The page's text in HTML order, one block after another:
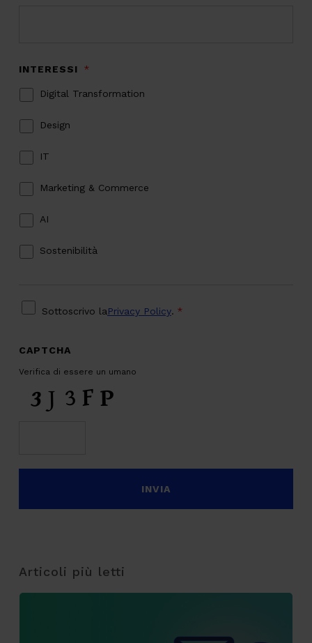
INTERESSI *
Digital Transformation
Design
IT
Marketing & Commerce
AI
Sostenibilità
Sottoscrivo laPrivacy Policy. *
CAPTCHA
Verifica di essere un umano
Articoli più letti